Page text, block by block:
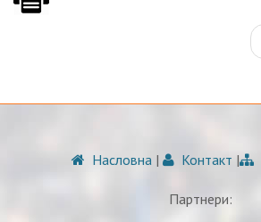
Насловна | Контакт |
Партнери: